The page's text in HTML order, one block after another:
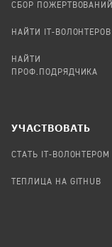
СБОР ПОЖЕРТВОВАНИЙ
НАЙТИ IT-ВОЛОНТЕРОВ
НАЙТИ
ПРОФ.ПОДРЯДЧИКА
УЧАСТВОВАТЬ
СТАТЬ IT-ВОЛОНТЕРОМ
ТЕПЛИЦА НА GITHUB